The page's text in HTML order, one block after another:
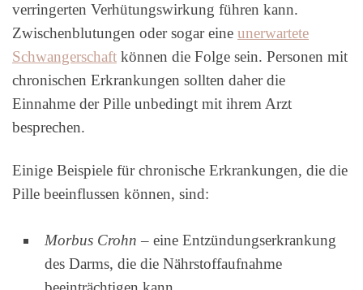
verringerten Verhütungswirkung führen kann.
Zwischenblutungen oder sogar eine unerwartete
Schwangerschaft können die Folge sein. Personen mit
chronischen Erkrankungen sollten daher die
Einnahme der Pille unbedingt mit ihrem Arzt
besprechen.
Einige Beispiele für chronische Erkrankungen, die die
Pille beeinflussen können, sind:
Morbus Crohn – eine Entzündungserkrankung
des Darms, die die Nährstoffaufnahme